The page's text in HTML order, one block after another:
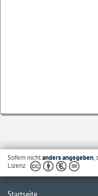
Sofern nichtanders angegeben,
Lizenz